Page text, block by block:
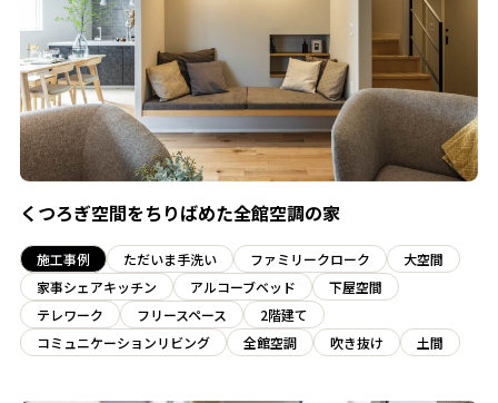
くつろぎ空間をちりばめた全館空調の家
施工事例 ただいま手洗い ファミリークローク
大空間
家事シェアキッチン
アルコーブベッド
下屋空間
テレワーク
フリースペース
2階建て
コミュニケーションリビング
全館空調 吹き抜け 土間